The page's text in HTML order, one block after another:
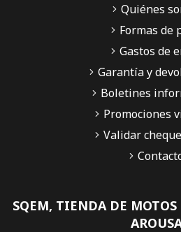
SQEM, TIENDA DE
Quiénes
Formas de
Gastos de
Garantía y
Boletines
Promociones
Validar